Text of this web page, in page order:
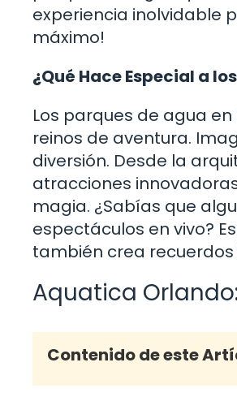
experiencia inolvidable
máximo!
¿Qué Hace Especial a
Los parques de agua
reinos de aventura.
diversión. Desde la
atracciones
magia. ¿Sabías que
espectáculos en vivo?
también crea
Aquatica
Contenido de este